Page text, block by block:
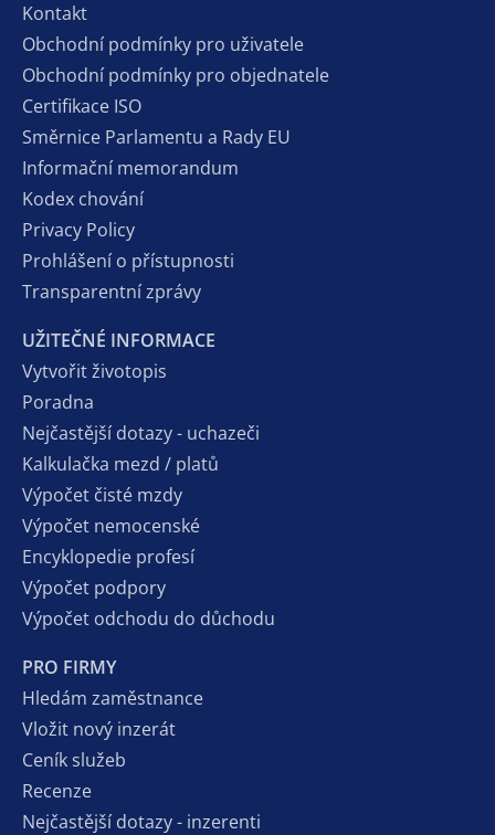
Kontakt
Obchodní podmínky pro uživatele
Obchodní podmínky pro objednatele
Certifikace ISO
Směrnice Parlamentu a Rady EU
Informační memorandum
Kodex chování
Privacy Policy
Prohlášení o přístupnosti
Transparentní zprávy
UŽITEČNÉ INFORMACE
Vytvořit životopis
Poradna
Nejčastější dotazy - uchazeči
Kalkulačka mezd / platů
Výpočet čisté mzdy
Výpočet nemocenské
Encyklopedie profesí
Výpočet podpory
Výpočet odchodu do důchodu
PRO FIRMY
Hledám zaměstnance
Vložit nový inzerát
Ceník služeb
Recenze
Nejčastější dotazy - inzerenti